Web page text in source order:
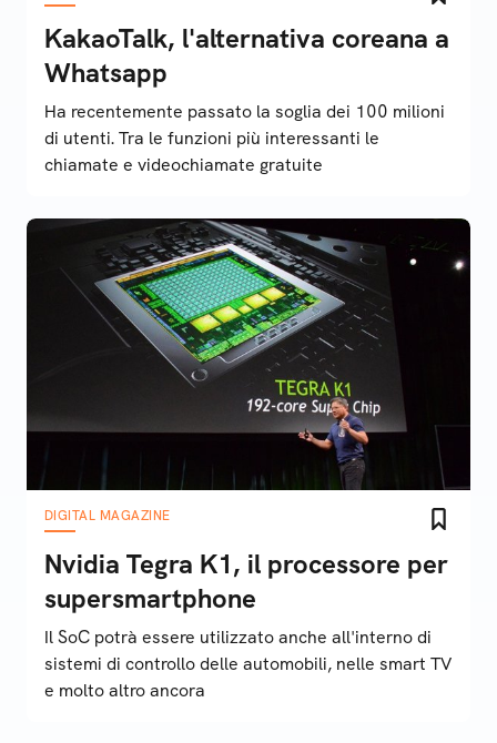
KakaoTalk, l'alternativa coreana a
Whatsapp
Ha recentemente passato la soglia dei 100 milioni
di utenti. Tra le funzioni più interessanti le
chiamate e videochiamate gratuite
DIGITAL MAGAZINE
Nvidia Tegra K1, il processore per
supersmartphone
Il SoC potrà essere utilizzato anche all'interno di
sistemi di controllo delle automobili, nelle smart TV
e molto altro ancora